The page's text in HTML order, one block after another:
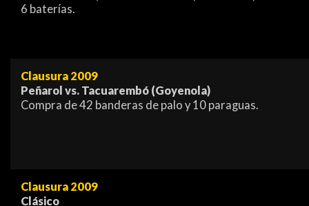
6 baterías.
Clausura 2009
Peñarol vs. Tacuarembó (Goyenola)
Compra de 42 banderas de palo y 10 paraguas.
Clausura 2009
Clásico